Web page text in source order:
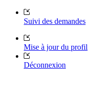
Suivi des demandes
Mise à jour du profil
Déconnexion